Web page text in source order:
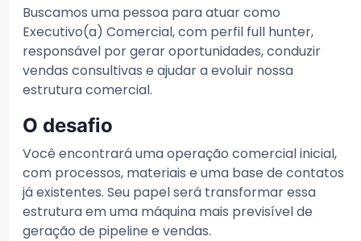
Buscamos uma pessoa para atuar como
Executivo(a) Comercial, com perfil full hunter,
responsável por gerar oportunidades, conduzir
vendas consultivas e ajudar a evoluir nossa
estrutura comercial.
O desafio
Você encontrará uma operação comercial inicial,
com processos, materiais e uma base de contatos
já existentes. Seu papel será transformar essa
estrutura em uma máquina mais previsível de
geração de pipeline e vendas.